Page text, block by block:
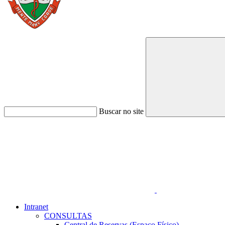
Buscar no site
Intranet
CONSULTAS